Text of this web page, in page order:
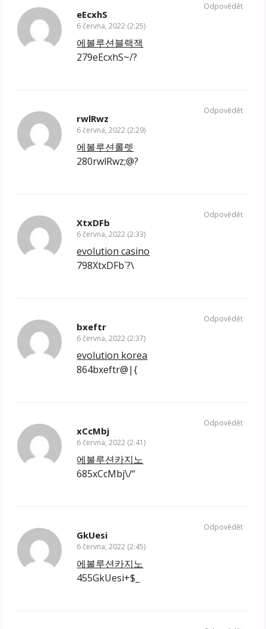
eEcxhS
6 června, 2022 (2:25)
에볼루션블랙잭
279eEcxhS~/?
Odpovědět
rwlRwz
6 června, 2022 (2:29)
에볼루션롤렛
280rwlRwz;@?
Odpovědět
XtxDFb
6 června, 2022 (2:33)
evolution casino
798XtxDFb`?\
Odpovědět
bxeftr
6 června, 2022 (2:37)
evolution korea
864bxeftr@|{
Odpovědět
xCcMbj
6 června, 2022 (2:41)
에볼루션카지노
685xCcMbj\/“
Odpovědět
GkUesi
6 června, 2022 (2:45)
에볼루션카지노
455GkUesi+$_
Odpovědět